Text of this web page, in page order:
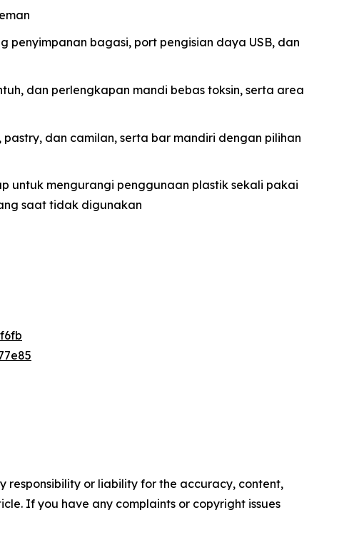
bagasi, port pengisian daya USB, dan
dan perlengkapan mandi bebas toksin, serta area
dan camilan, serta bar mandiri dengan pilihan
untuk mengurangi penggunaan plastik sekali pakai
saat tidak digunakan
responsibility or liability for the accuracy, content,
If you have any complaints or copyright issues